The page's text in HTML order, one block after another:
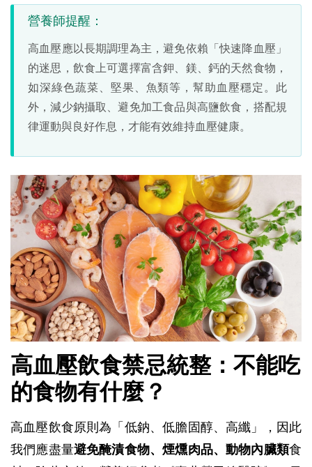
營養師提醒：
高血壓應以長期調理為主，避免依賴「快速降血壓」
的迷思，飲食上可選擇富含鉀、鎂、鈣的天然食物，
如深綠色蔬菜、堅果、魚類等，幫助血壓穩定。此
外，減少鈉攝取、避免加工食品與高鹽飲食，搭配規
律運動與良好作息，才能有效維持血壓健康。
高血壓飲食禁忌統整：不能吃
的食物有什麼？
高血壓飲食原則為「低鈉、低膽固醇、高纖」，因此
我們應盡量避免醃漬食物、煙燻肉品、動物內臟類食